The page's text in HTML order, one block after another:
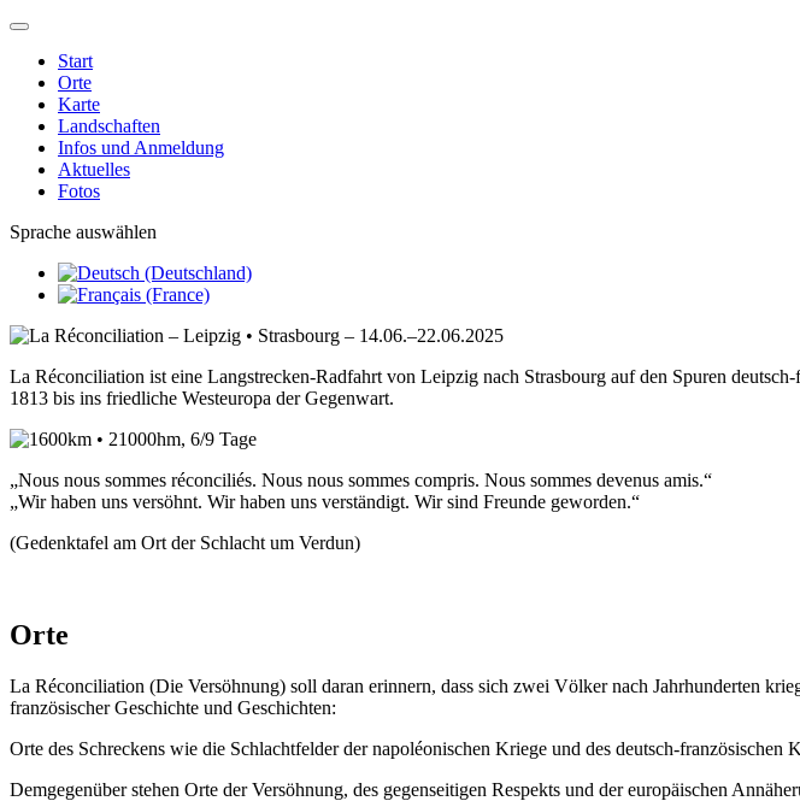
Start
Orte
Karte
Landschaften
Infos und Anmeldung
Aktuelles
Fotos
Sprache auswählen
La Réconciliation ist eine Langstrecken-Radfahrt von Leipzig nach Strasbourg auf den Spuren
1813 bis ins friedliche Westeuropa der Gegenwart.
„Nous nous sommes réconciliés. Nous nous sommes compris. Nous sommes devenus amis.“
„Wir haben uns versöhnt. Wir haben uns verständigt. Wir sind Freunde geworden.“
(Gedenktafel am Ort der Schlacht um Verdun)
Orte
La Réconciliation (Die Versöhnung) soll daran erinnern, dass sich zwei Völker nach Jahrhunderten
französischer Geschichte und Geschichten:
Orte des Schreckens wie die Schlachtfelder der napoléonischen Kriege und des deutsch-
Demgegenüber stehen Orte der Versöhnung, des gegenseitigen Respekts und der europäischen